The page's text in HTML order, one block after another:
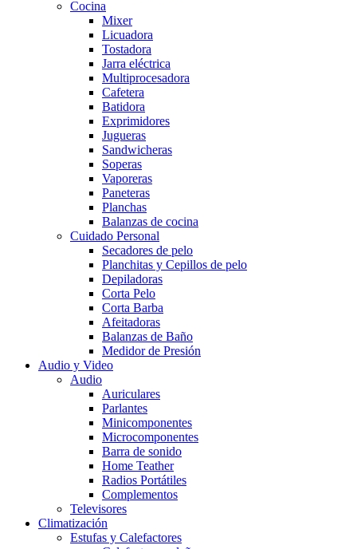
Cocina
Mixer
Licuadora
Tostadora
Jarra eléctrica
Multiprocesadora
Cafetera
Batidora
Exprimidores
Jugueras
Sandwicheras
Soperas
Vaporeras
Paneteras
Planchas
Balanzas de cocina
Cuidado Personal
Secadores de pelo
Planchitas y Cepillos de pelo
Depiladoras
Corta Pelo
Corta Barba
Afeitadoras
Balanzas de Baño
Medidor de Presión
Audio y Video
Audio
Auriculares
Parlantes
Minicomponentes
Microcomponentes
Barra de sonido
Home Teather
Radios Portátiles
Complementos
Televisores
Climatización
Estufas y Calefactores